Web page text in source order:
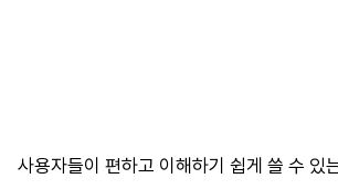
사용자들이 편하고 이해하기 쉽게 쓸 수 있